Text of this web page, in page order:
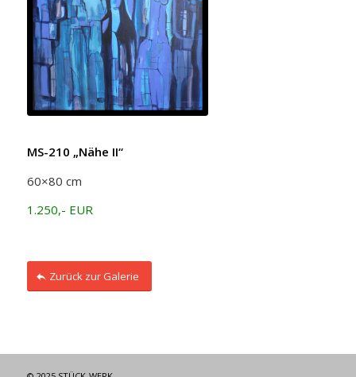
MS-210 „Nähe II“
60×80 cm
1.250,- EUR
Zurück zur Galerie